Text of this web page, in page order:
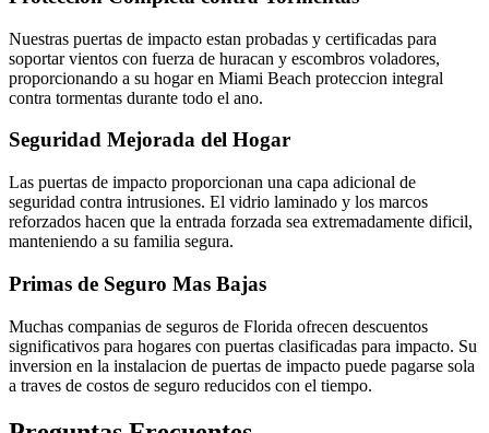
Nuestras puertas de impacto estan probadas y certificadas para
soportar vientos con fuerza de huracan y escombros voladores,
proporcionando a su hogar en Miami Beach proteccion integral
contra tormentas durante todo el ano.
Seguridad Mejorada del Hogar
Las puertas de impacto proporcionan una capa adicional de
seguridad contra intrusiones. El vidrio laminado y los marcos
reforzados hacen que la entrada forzada sea extremadamente dificil,
manteniendo a su familia segura.
Primas de Seguro Mas Bajas
Muchas companias de seguros de Florida ofrecen descuentos
significativos para hogares con puertas clasificadas para impacto. Su
inversion en la instalacion de puertas de impacto puede pagarse sola
a traves de costos de seguro reducidos con el tiempo.